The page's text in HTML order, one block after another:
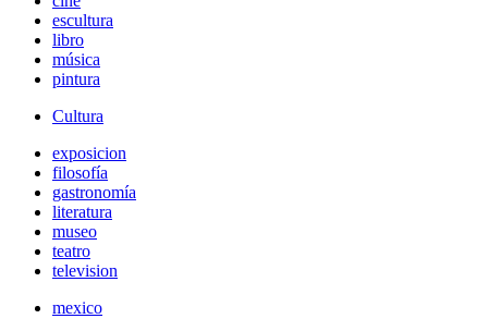
escultura
libro
música
pintura
Cultura
exposicion
filosofía
gastronomía
literatura
museo
teatro
television
mexico